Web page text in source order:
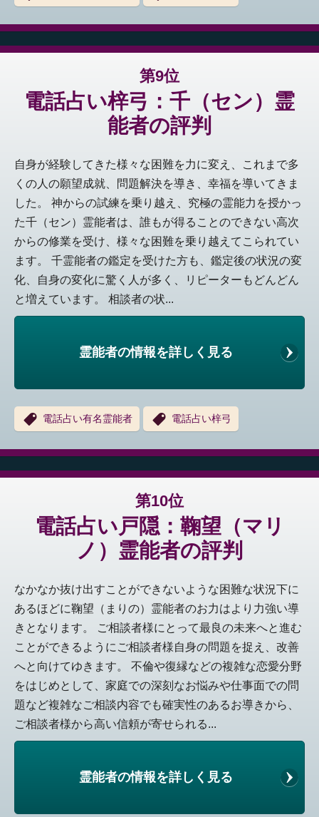
第9位
電話占い梓弓：千（セン）霊
能者の評判
自身が経験してきた様々な困難を力に変え、これまで多
くの人の願望成就、問題解決を導き、幸福を導いてきま
した。 神からの試練を乗り越え、究極の霊能力を授かっ
た千（セン）霊能者は、誰もが得ることのできない高次
からの修業を受け、様々な困難を乗り越えてこられてい
ます。 千霊能者の鑑定を受けた方も、鑑定後の状況の変
化、自身の変化に驚く人が多く、リピーターもどんどん
と増えています。 相談者の状...
霊能者の情報を詳しく見る
電話占い有名霊能者 電話占い梓弓
第10位
電話占い戸隠：鞠望（マリ
ノ）霊能者の評判
なかなか抜け出すことができないような困難な状況下に
あるほどに鞠望（まりの）霊能者のお力はより力強い導
きとなります。 ご相談者様にとって最良の未来へと進む
ことができるようにご相談者様自身の問題を捉え、改善
へと向けてゆきます。 不倫や復縁などの複雑な恋愛分野
をはじめとして、家庭での深刻なお悩みや仕事面での問
題など複雑なご相談内容でも確実性のあるお導きから、
ご相談者様から高い信頼が寄せられる...
霊能者の情報を詳しく見る